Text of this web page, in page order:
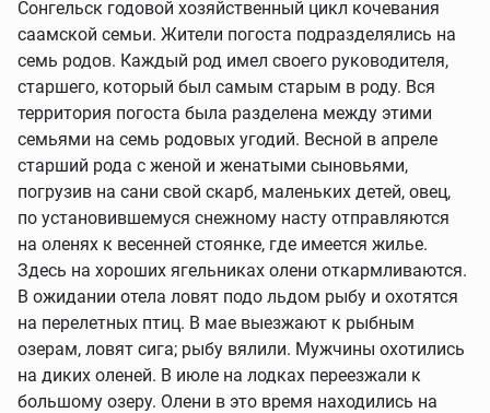
Сонгельск годовой хозяйственный цикл кочевания
саамской семьи. Жители погоста подразделялись на
семь родов. Каждый род имел своего руководителя,
старшего, который был самым старым в роду. Вся
территория погоста была разделена между этими
семьями на семь родовых угодий. Весной в апреле
старший рода с женой и женатыми сыновьями,
погрузив на сани свой скарб, маленьких детей, овец,
по установившемуся снежному насту отправляются
на оленях к весенней стоянке, где имеется жилье.
Здесь на хороших ягельниках олени откармливаются.
В ожидании отела ловят подо льдом рыбу и охотятся
на перелетных птиц. В мае выезжают к рыбным
озерам, ловят сига; рыбу вялили. Мужчины охотились
на диких оленей. В июле на лодках переезжали к
большому озеру. Олени в это время находились на